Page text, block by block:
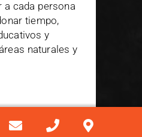
a cada persona
tiempo,
y
naturales y